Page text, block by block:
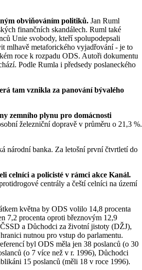
obviňováním politiků. Jan Ruml
finančních skandálech. Ruml také
Unie svobody, kteří spolupodepsali
mlhavě metaforického vyjadřování - je to
roce k rozpadu ODS. Autoři dokumentu
Podle Rumla i předsedy poslaneckého
tam vznikla za panování bývalého
zemního plynu pro domácnosti
železniční dopravě v průměru o 21,3 %.
národní banka. Za letošní první čtvrtletí do
celníci a policisté v rámci akce Kanál.
centrály a čeští celníci na území
května by ODS volilo 14,8 procenta
7,2 procenta oproti březnovým 12,9
a Důchodci za životní jistoty (DŽJ),
nutnou pro vstup do parlamentu.
byl ODS měla jen 38 poslanců (o 30
(o 7 více než v r. 1996), Důchodci
15 poslanců (měli 18 v roce 1996).